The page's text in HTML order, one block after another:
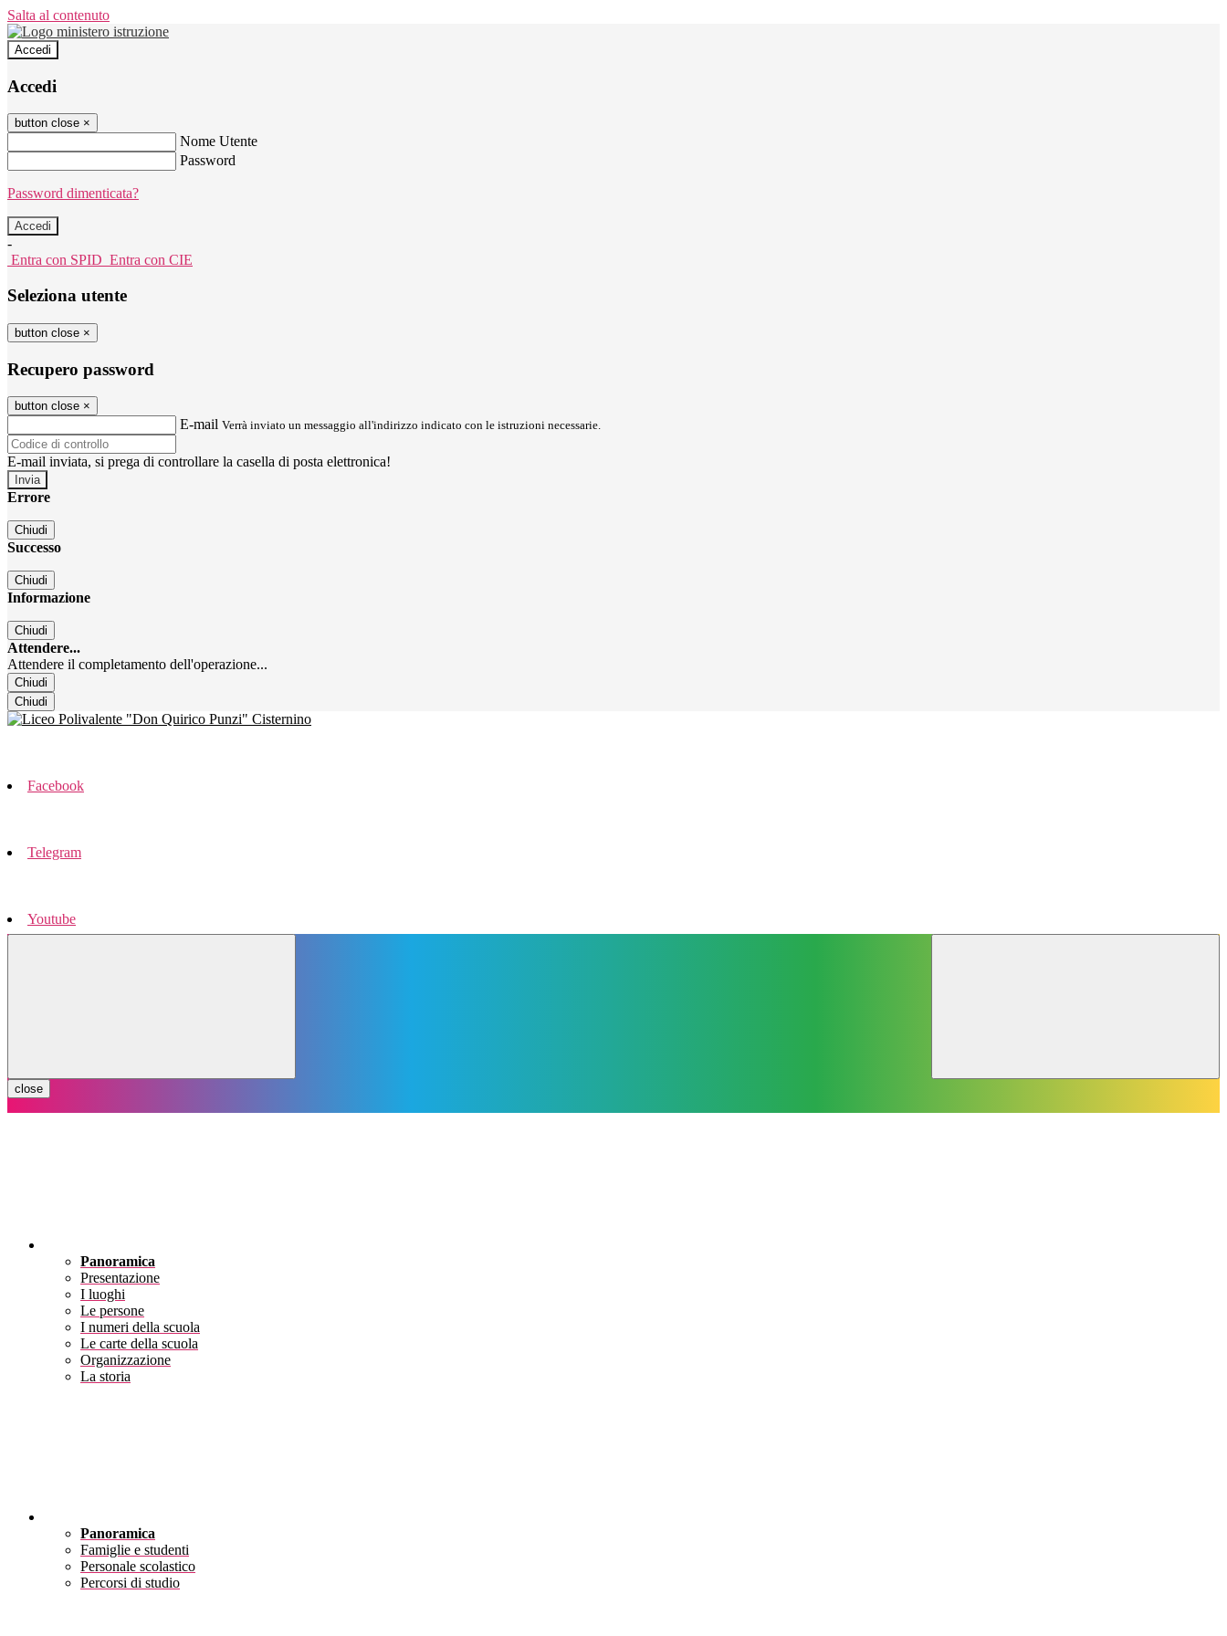
Salta al contenuto
Accedi
Accedi
button close ×
Nome Utente
Password
Password dimenticata?
-
Entra con SPID Entra con CIE
Seleziona utente
button close ×
Recupero password
button close ×
E-mail Verrà inviato un messaggio all'indirizzo indicato con le istruzioni necessarie.
E-mail inviata, si prega di controllare la casella di posta elettronica!
Errore
Chiudi
Successo
Chiudi
Informazione
Chiudi
Attendere...
Attendere il completamento dell'operazione...
Chiudi
Chiudi
Facebook
Telegram
Youtube
close
Panoramica
Presentazione
I luoghi
Le persone
I numeri della scuola
Le carte della scuola
Organizzazione
La storia
Panoramica
Famiglie e studenti
Personale scolastico
Percorsi di studio